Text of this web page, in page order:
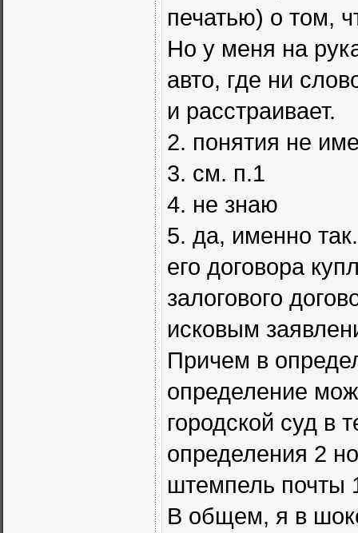
печатью) о том,
Но у меня на
авто, где ни
и расстраивает.
2. понятия не
3. см. п.1
4. не знаю
5. да, именно
его договора
залогового
исковым
Причем в
определение
городской суд в
определения 2
штемпель почты
В общем, я в